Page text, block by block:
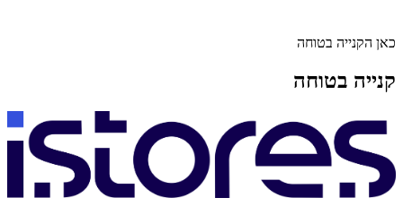
כאן הקנייה בטוחה
קנייה בטוחה